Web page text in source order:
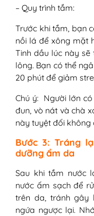
– Quy trình tắm:
Trước khi tắm, bạn
nồi lá để xông mặt
Tinh dầu lúc này
lông. Bạn có thể
20 phút để giảm
Chú ý: Người lớn
đun, vò nát và chà
này tuyệt đối không
Bước 3: Tráng
dưỡng ẩm da
Sau khi tắm nước
nước ấm sạch để
trên da, tránh gây
ngứa ngược lại.